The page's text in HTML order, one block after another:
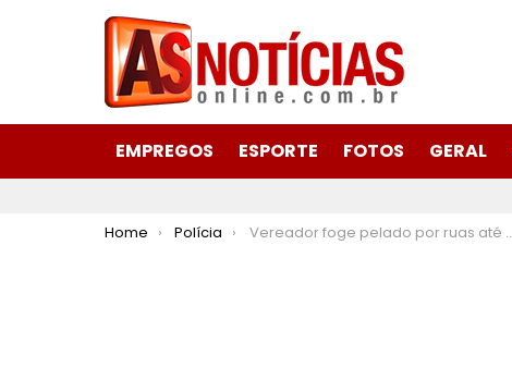
EMPREGOS ESPORTE FOTOS GERAL
You are here:
Home Polícia Vereador foge pelado por ruas até chegar em quartel da PM depois de ser flagrado em apartamento com mulher casada em Alvinópolis